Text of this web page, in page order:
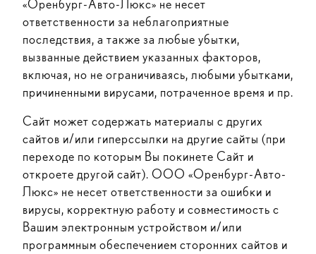
«Оренбург-Авто-Люкс» не несет
ответственности за неблагоприятные
последствия, а также за любые убытки,
вызванные действием указанных факторов,
включая, но не ограничиваясь, любыми убытками,
причиненными вирусами, потраченное время и пр.
Сайт может содержать материалы с других
сайтов и/или гиперссылки на другие сайты (при
переходе по которым Вы покинете Сайт и
откроете другой сайт). ООО «Оренбург-Авто-
Люкс» не несет ответственности за ошибки и
вирусы, корректную работу и совместимость с
Вашим электронным устройством и/или
программным обеспечением сторонних сайтов и